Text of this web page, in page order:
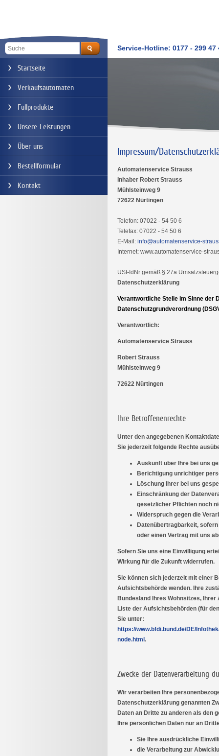
Service-Hotline: 0177 - 299 47
Startseite
Verkaufsautomaten
Füllprodukte
Unsere Leistungen
Über uns
Bestellformular
Kontakt
Impressum/
Automatenservice Strauss
Inhaber Robert Strauss
Mühlsteinweg 9
72622 Nürtingen
Telefon: 07022 - 54 50 6
Telefax: 07022 - 54 50 6
E-Mail: info@automatenservice-
Internet: www.automatenservice-
USt-IdNr gemäß § 27a
Datenschutzerklärung
Verantwortliche Stelle im Sinne der
Datenschutzgrundverordnung
Verantwortlich:
Automatenservice Strauss
Robert Strauss
Mühlsteinweg 9
72622 Nürtingen
Ihre Betroffenenrechte
Unter den angegebenen
Sie jederzeit folgende Rechte
Auskunft über Ihre bei uns
Berichtigung unrichtiger
Löschung Ihrer bei uns
Einschränkung der
gesetzlicher Pflichten noch
Widerspruch gegen die
Datenübertragbarkeit,
oder einen Vertrag mit uns
Sofern Sie uns eine Einwilligung
Wirkung für die Zukunft widerrufen.
Sie können sich jederzeit mit einer
Aufsichtsbehörde wenden. Ihre
Bundesland Ihres Wohnsitzes,
Liste der Aufsichtsbehörden (für
Sie unter:
https://www.bfdi.bund.de/DE/
node.html .
Zwecke der Datenverarbeitung
Wir verarbeiten Ihre
Datenschutzerklärung genannten
Daten an Dritte zu anderen als den
Ihre persönlichen Daten nur an
Sie Ihre ausdrückliche
die Verarbeitung zur